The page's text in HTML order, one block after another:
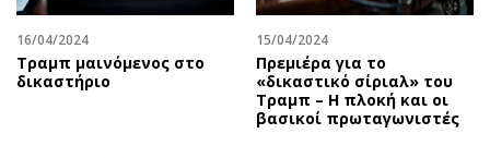
Πολιτισμός
Σινεμά
Θέατρο-Χορός
Εκπομπές
Wine routes
Podcasts
Uncut
16/04/2024
Τραμπ μαινόμενος στο
δικαστήριο
15/04/2024
Πρεμιέρα για το
«δικαστικό σίριαλ» του
Τραμπ – Η πλοκή και οι
βασικοί πρωταγωνιστές